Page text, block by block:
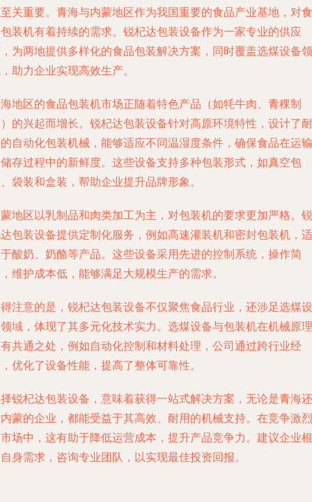
关重要。青海与内蒙地区作为我国重要的食品产业基地，对食
装机有着持续的需求。锐杞达包装设备作为一家专业的供应
为两地提供多样化的食品包装解决方案，同时覆盖选煤设备领
助力企业实现高效生产。
地区的食品包装机市场正随着特色产品（如牦牛肉、青稞制
的兴起而增长。锐杞达包装设备针对高原环境特性，设计了耐
自动化包装机械，能够适应不同温湿度条件，确保食品在运输
存过程中的新鲜度。这些设备支持多种包装形式，如真空包
袋装和盒装，帮助企业提升品牌形象。
地区以乳制品和肉类加工为主，对包装机的要求更加严格。锐
包装设备提供定制化服务，例如高速灌装机和密封包装机，适
酸奶、奶酪等产品。这些设备采用先进的控制系统，操作简
维护成本低，能够满足大规模生产的需求。
注意的是，锐杞达包装设备不仅聚焦食品行业，还涉足选煤设
域，体现了其多元化技术实力。选煤设备与包装机在机械原理
共通之处，例如自动化控制和材料处理，公司通过跨行业经
优化了设备性能，提高了整体可靠性。
锐杞达包装设备，意味着获得一站式解决方案，无论是青海还
蒙的企业，都能受益于其高效、耐用的机械支持。在竞争激烈
场中，这有助于降低运营成本，提升产品竞争力。建议企业根
身需求，咨询专业团队，以实现最佳投资回报。